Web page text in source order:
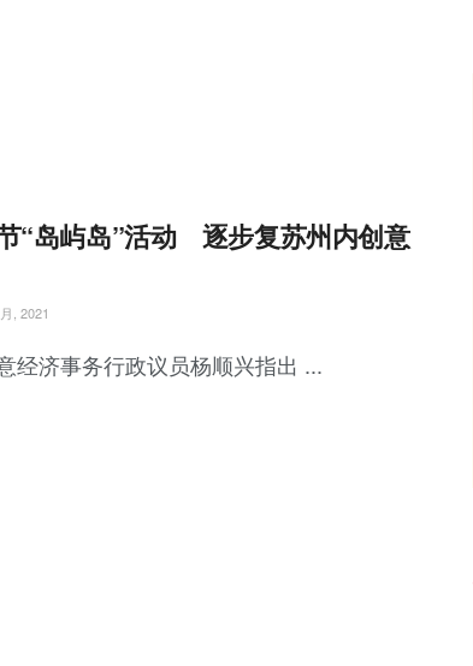
“岛屿岛”活动 逐步复苏州内创意
, 2021
经济事务行政议员杨顺兴指出 ...